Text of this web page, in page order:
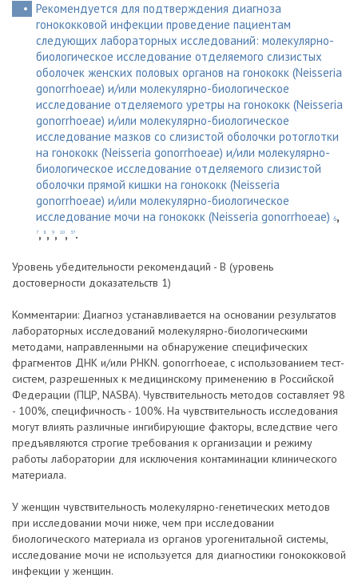
Рекомендуется для подтверждения диагноза
гонококковой инфекции проведение пациентам
следующих лабораторных исследований: молекулярно-
биологическое исследование отделяемого слизистых
оболочек женских половых органов на гонококк (Neisseria
gonorrhoeae) и/или молекулярно-биологическое
исследование отделяемого уретры на гонококк (Neisseria
gonorrhoeae) и/или молекулярно-биологическое
исследование мазков со слизистой оболочки ротоглотки
на гонококк (Neisseria gonorrhoeae) и/или молекулярно-
биологическое исследование отделяемого слизистой
оболочки прямой кишки на гонококк (Neisseria
gonorrhoeae) и/или молекулярно-биологическое
исследование мочи на гонококк (Neisseria gonorrhoeae) 6,
7, 8, 9, 10, 37.
Уровень убедительности рекомендаций - B (уровень
достоверности доказательств 1)
Комментарии: Диагноз устанавливается на основании результатов
лабораторных исследований молекулярно-биологическими
методами, направленными на обнаружение специфических
фрагментов ДНК и/или PHKN. gonorrhoeae, с использованием тест-
систем, разрешенных к медицинскому применению в Российской
Федерации (ПЦР, NASBA). Чувствительность методов составляет 98
- 100%, специфичность - 100%. На чувствительность исследования
могут влиять различные ингибирующие факторы, вследствие чего
предъявляются строгие требования к организации и режиму
работы лаборатории для исключения контаминации клинического
материала.
У женщин чувствительность молекулярно-генетических методов
при исследовании мочи ниже, чем при исследовании
биологического материала из органов урогенитальной системы,
исследование мочи не используется для диагностики гонококковой
инфекции у женщин.